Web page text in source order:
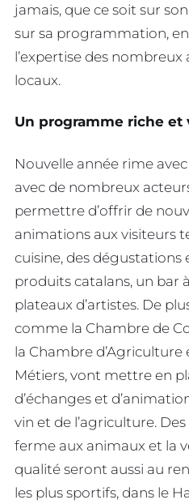
jamais, que ce soit sur
sur sa programmation, en
l’expertise des
locaux.
Un programme riche et
Nouvelle année rime
avec de nombreux
permettre d’offrir de
animations aux visiteurs
cuisine, des dégustations
produits catalans, un bar
plateaux d’artistes. De
comme la Chambre de
la Chambre d’Agriculture
Métiers, vont mettre en
d’échanges et
vin et de l’agriculture.
ferme aux animaux et la
qualité seront aussi au
les plus sportifs, dans le